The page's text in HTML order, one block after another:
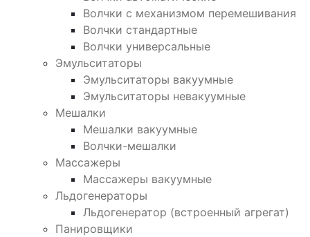
Волчки с механизмом перемешивания
Волчки стандартные
Волчки универсальные
Эмульситаторы
Эмульситаторы вакуумные
Эмульситаторы невакуумные
Мешалки
Мешалки вакуумные
Волчки-мешалки
Массажеры
Массажеры вакуумные
Льдогенераторы
Льдогенератор (встроенный агрегат)
Панировщики